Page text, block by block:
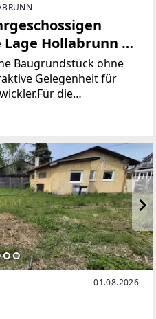
Lage Hollabrunn |
Baugrundstück ohne
Gelegenheit für
die
unverbindliche
m² erzielbarer
01.08.2026